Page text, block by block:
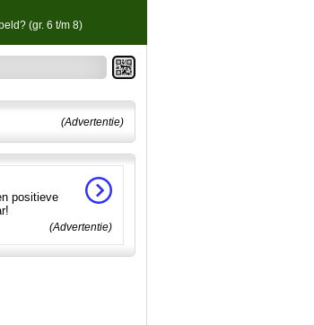
(gr. 6 t/m 8)
(Advertentie)
positieve
(Advertentie)